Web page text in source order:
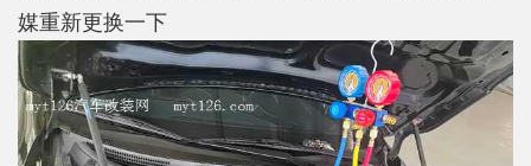
媒重新更换一下